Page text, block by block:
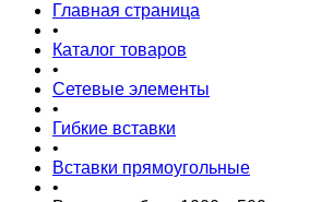
Главная страница
•
Каталог товаров
•
Сетевые элементы
•
Гибкие вставки
•
Вставки прямоугольные
•